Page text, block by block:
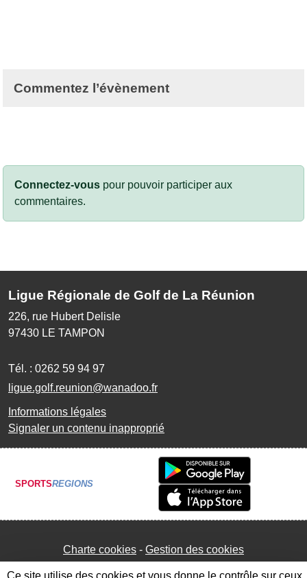
Commentez l’évènement
Connectez-vous pour pouvoir participer aux
commentaires.
Ligue Régionale de Golf de La Réunion
226, rue Hubert Delisle
97430 LE TAMPON
Tél. : 0262 59 94 97
ligue.golf.reunion@wanadoo.fr
Informations légales
Signaler un contenu inapproprié
SPORTSREGIONS
Charte cookies Gestion des cookies
Ce site utilise des cookies et vous donne le contrôle sur ceux